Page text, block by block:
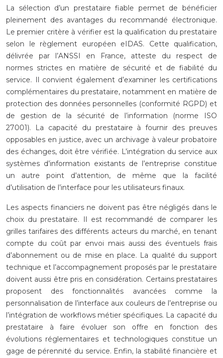
La sélection d’un prestataire fiable permet de bénéficier
pleinement des avantages du recommandé électronique.
Le premier critère à vérifier est la qualification du prestataire
selon le règlement européen eIDAS. Cette qualification,
délivrée par l’ANSSI en France, atteste du respect de
normes strictes en matière de sécurité et de fiabilité du
service. Il convient également d’examiner les certifications
complémentaires du prestataire, notamment en matière de
protection des données personnelles (conformité RGPD) et
de gestion de la sécurité de l’information (norme ISO
27001). La capacité du prestataire à fournir des preuves
opposables en justice, avec un archivage à valeur probatoire
des échanges, doit être vérifiée. L’intégration du service aux
systèmes d’information existants de l’entreprise constitue
un autre point d’attention, de même que la facilité
d’utilisation de l’interface pour les utilisateurs finaux.
Les aspects financiers ne doivent pas être négligés dans le
choix du prestataire. Il est recommandé de comparer les
grilles tarifaires des différents acteurs du marché, en tenant
compte du coût par envoi mais aussi des éventuels frais
d’abonnement ou de mise en place. La qualité du support
technique et l’accompagnement proposés par le prestataire
doivent aussi être pris en considération. Certains prestataires
proposent des fonctionnalités avancées comme la
personnalisation de l’interface aux couleurs de l’entreprise ou
l’intégration de workflows métier spécifiques. La capacité du
prestataire à faire évoluer son offre en fonction des
évolutions réglementaires et technologiques constitue un
gage de pérennité du service. Enfin, la stabilité financière et